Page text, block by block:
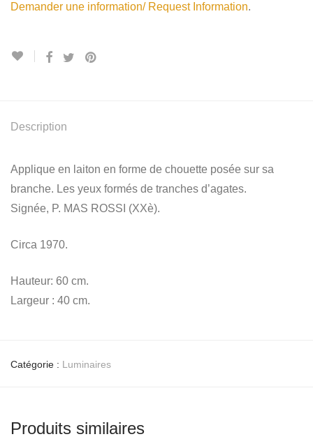
Demander une information/ Request Information.
Description
Applique en laiton en forme de chouette posée sur sa
branche. Les yeux formés de tranches d’agates.
Signée, P. MAS ROSSI (XXè).
Circa 1970.
Hauteur: 60 cm.
Largeur : 40 cm.
Catégorie : Luminaires
Produits similaires